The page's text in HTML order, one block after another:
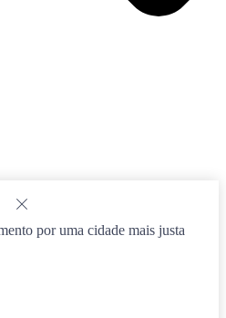
por uma cidade mais justa